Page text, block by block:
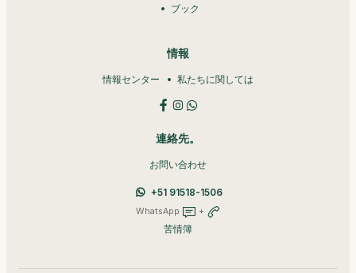
ブック
情報
情報センター 私たちに関しては
連絡先。
お問い合わせ
+51 91518-1506
WhatsApp +
苦情簿